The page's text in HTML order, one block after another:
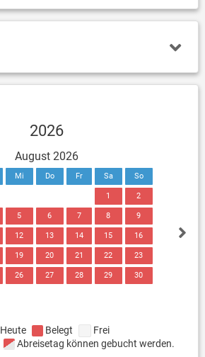
2026
August 2026
Mi Do Fr Sa So
1 2
5 6 7 8 9
12 13 14 15 16
19 20 21 22 23
26 27 28 29 30
Heute Belegt
Frei
Abreisetag können gebucht werden.